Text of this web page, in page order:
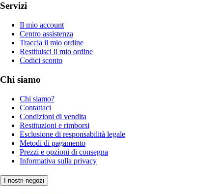
Servizi
Il mio account
Centro assistenza
Traccia il mio ordine
Restituisci il mio ordine
Codici sconto
Chi siamo
Chi siamo?
Contattaci
Condizioni di vendita
Restituzioni e rimborsi
Esclusione di responsabilità legale
Metodi di pagamento
Prezzi e opzioni di consegna
Informativa sulla privacy
I nostri negozi